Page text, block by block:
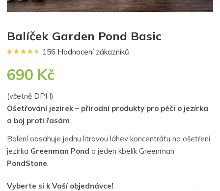
Balíček Garden Pond Basic
základě
hodnocení
156 Hodnocení zákazníků
690 Kč
(včetně DPH)
Ošetřování jezírek – přírodní produkty pro péči o jezírka
a boj proti řasám
Balení obsahuje jednu litrovou láhev koncentrátu na ošetření
jezírka Greenman Pond a jeden kbelík Greenman
PondStone
Vyberte si k Vaší objednávce!